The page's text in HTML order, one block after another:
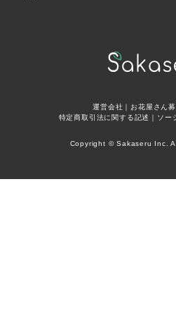
運営会社 ｜お花屋さん
特定商取引法に関する記述
ソー
Copyright © Sakaseru Inc.